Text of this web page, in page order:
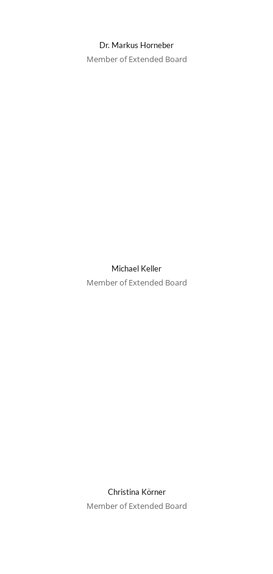
Dr. Markus Horneber
Member of Extended Board
Michael Keller
Member of Extended Board
Christina Körner
Member of Extended Board